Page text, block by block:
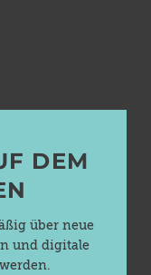
DEM
über neue
und digitale